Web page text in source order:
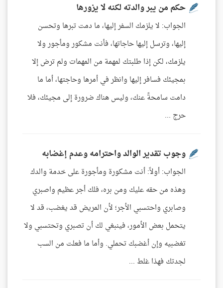
حكم من يبر والدته لكنه لا يزورها
الجواب: لا يلزمك السفر إليها، ما دمت تبرها وتحسن
إليها، وترسل إليها حاجاتها، فأنت مشكور ومأجور ولا
يلزمك، لكن إذا طلبتك لمهمة من المهمات ولم ترض إلا
بمجيئك فسافر إليها وانظر في أمرها وحاجتها، أما ما
دامت سامحةً عنك، وليس هناك ضرورة إلى مجيئك، فلا
حرج ...
وجوب تقدير الوالد واحترامه وعدم إغضابه
الجواب: أولاً: أنت مشكورة ومأجورة على خدمة والدك
وهذه من حقه عليك ومن بره، فلك أجر عظيم واصبري
وصابري واحتسبي الأجر؛ لأن المريض قد يغضب، قد لا
يتحمل بعض الأمور، فينبغي لك أن تصبري وتحتسبي ولا
تغضبيه وإن أغضبك تحملي. وأما ما فعلت من السب
لجدتك فهذا غلط ...